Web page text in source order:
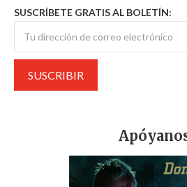
SUSCRÍBETE GRATIS AL BOLETÍN: